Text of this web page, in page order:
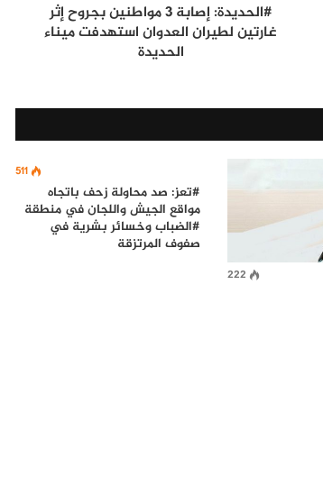
#الحديدة: إصابة 3 مواطنين بجروح إثر
غارتين لطيران العدوان استهدفت ميناء
الحديدة
222
511
#تعز: صد محاولة زحف باتجاه
مواقع الجيش واللجان في منطقة
#الضباب وخسائر بشرية في
صفوف المرتزقة